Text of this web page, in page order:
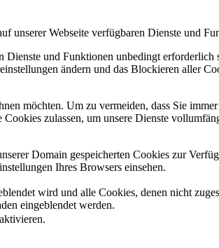
unserer Webseite verfügbaren Dienste und
Dienste und Funktionen unbedingt
ändern und das Blockieren aller
möchten. Um zu vermeiden, dass Sie
zulassen, um unsere Dienste
Domain gespeicherten Cookies zur
Ihres Browsers einsehen.
wird und alle Cookies, denen nicht
eingeblendet werden.